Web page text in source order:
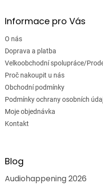
Informace pro Vás
O nás
Doprava a platba
Velkoobchodní spolupráce/
Proč nakoupit u nás
Obchodní podmínky
Podmínky ochrany osobních
Moje objednávka
Kontakt
Blog
Audiohappening 2026